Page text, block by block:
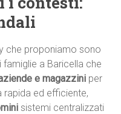
che proponiamo sono
famiglie a Baricella che
e magazzini per
rapida ed efficiente,
sistemi centralizzati